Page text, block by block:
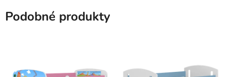
Podobné produkty